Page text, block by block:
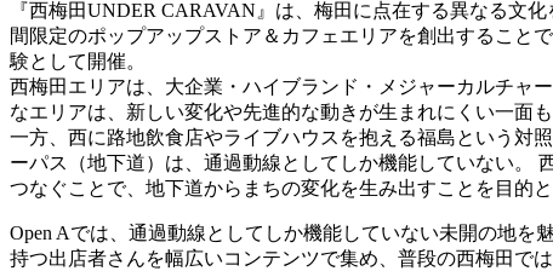
『西梅田UNDER CARAVAN』は、梅田に点在する異なる文
間限定のポップアップストア＆カフェエリアを創出すること
験として開催。
西梅田エリアは、大企業・ハイブランド・メジャーカルチャ
なエリアは、新しい変化や先進的な動きが生まれにくい一面も
一方、西に路地飲食店やライブハウスを抱える福島という対
ーパス（地下道）は、通過動線としてしか機能していない。
つなぐことで、地下道からまちの変化を生み出すことを目的と
Open Aでは、通過動線としてしか機能していない未開の地
持つ出店者さんを幅広いコンテンツで集め、普段の西梅田で